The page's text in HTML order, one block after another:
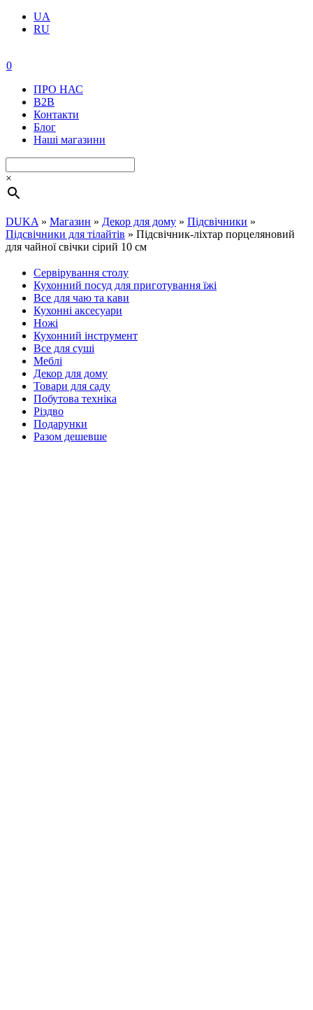
UA
RU
0
ПРО НАС
B2B
Контакти
Блог
Наші магазини
×
DUKA » Магазин » Декор для дому » Підсвічники »
Підсвічники для тілайтів » Підсвічник-ліхтар порцеляновий
для чайної свічки сірий 10 см
Сервірування столу
Кухонний посуд для приготування їжі
Все для чаю та кави
Кухонні аксесуари
Ножі
Кухонний інструмент
Все для суші
Меблі
Декор для дому
Товари для саду
Побутова техніка
Різдво
Подарунки
Разом дешевше